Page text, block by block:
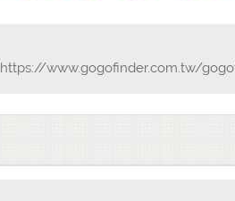
https://www.gogofinder.com.tw/